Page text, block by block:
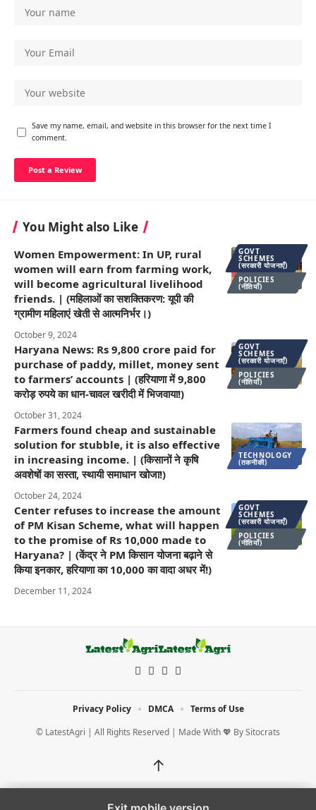
Save my name, email, and website in this browser for the next time I
comment.
You Might also Like
GOVT
SCHEMES
(सरकारी योजनाएँ)
POLICIES
(नीतियाँ)
Women Empowerment: In UP, rural
women will earn from farming work,
will become agricultural livelihood
friends. | (महिलाओं का सशक्तिकरण: यूपी की
ग्रामीण महिलाएं खेती से आत्मनिर्भर।)
October 9, 2024
GOVT
SCHEMES
(सरकारी योजनाएँ)
POLICIES
(नीतियाँ)
Haryana News: Rs 9,800 crore paid for
purchase of paddy, millet, money sent
to farmers’ accounts | (हरियाणा में 9,800
करोड़ रुपये का धान-चावल खरीदी में भिजवाया!)
October 31, 2024
TECHNOLOGY
(तकनीकी)
Farmers found cheap and sustainable
solution for stubble, it is also effective
in increasing income. | (किसानों ने कृषि
अवशेषों का सस्ता, स्थायी समाधान खोजा!)
October 24, 2024
GOVT
SCHEMES
(सरकारी योजनाएँ)
POLICIES
(नीतियाँ)
Center refuses to increase the amount
of PM Kisan Scheme, what will happen
to the promise of Rs 10,000 made to
Haryana? | (केंद्र ने PM किसान योजना बढ़ाने से
किया इनकार, हरियाणा का 10,000 का वादा अधर में!)
December 11, 2024
© LatestAgri | All Rights Reserved | Made With 💖 BySitocrats
Privacy Policy DMCA Terms of Use
↑